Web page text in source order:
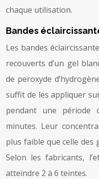
chaque utilisation.
Bandes
Les bandes
recouverts d’un gel
de peroxyde
suffit de les appliquer
pendant une période
minutes. Leur
plus faible que celle des
Selon les fabricants,
atteindre 2 à 6 teintes.